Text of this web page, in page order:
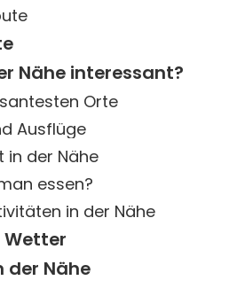
Nähe interessant?
Orte
Ausflüge
in der Nähe
essen?
in der Nähe
Wetter
der Nähe